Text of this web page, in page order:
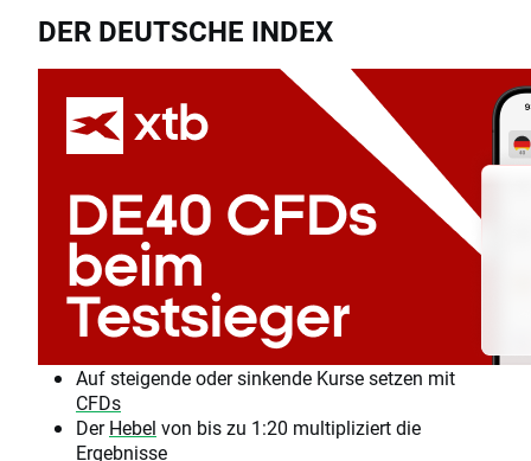
DER DEUTSCHE INDEX
Auf steigende oder sinkende Kurse setzen mit
CFDs
DerHebel von bis zu 1:20 multipliziert die
Ergebnisse